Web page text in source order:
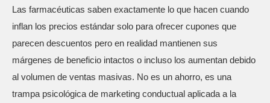
Las farmacéuticas saben exactamente lo que hacen cuando
inflan los precios estándar solo para ofrecer cupones que
parecen descuentos pero en realidad mantienen sus
márgenes de beneficio intactos o incluso los aumentan debido
al volumen de ventas masivas. No es un ahorro, es una
trampa psicológica de marketing conductual aplicada a la